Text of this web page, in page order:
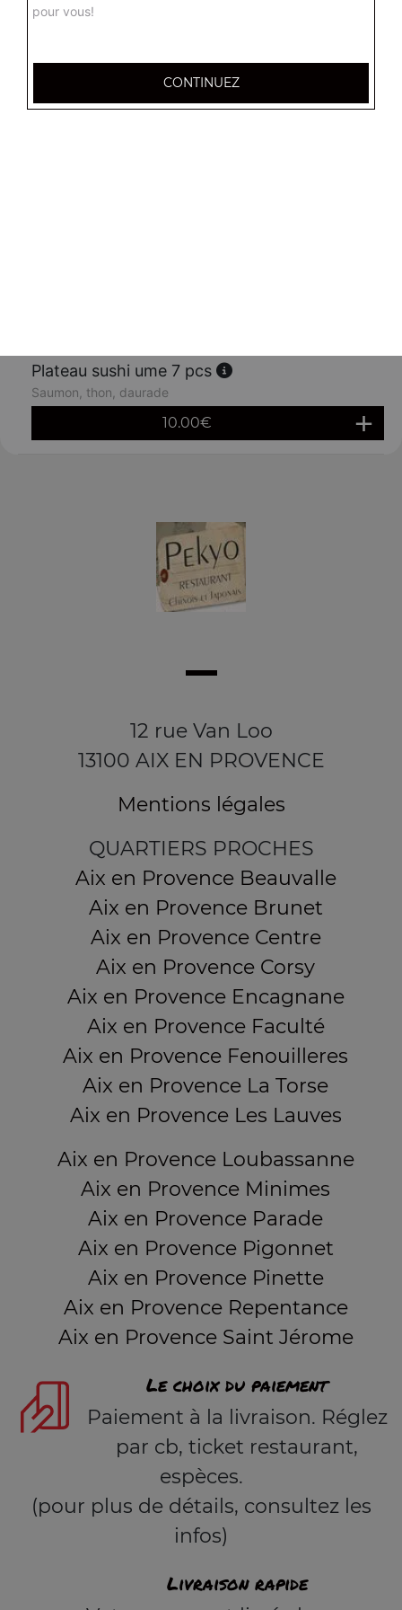
Plateau sushi owa 11 pcs
15.00€
Plateau sushi ume 7 pcs
Saumon, thon, daurade
10.00€
12 rue Van Loo
13100 AIX EN PROVENCE
Mentions légales
QUARTIERS PROCHES
Aix en Provence Beauvalle
Aix en Provence Brunet
Aix en Provence Centre
Aix en Provence Corsy
Aix en Provence Encagnane
Aix en Provence Faculté
Aix en Provence Fenouilleres
Aix en Provence La Torse
Aix en Provence Les Lauves
Aix en Provence Loubassanne
Aix en Provence Minimes
Aix en Provence Parade
Aix en Provence Pigonnet
Aix en Provence Pinette
Aix en Provence Repentance
Aix en Provence Saint Jérome
Le choix du paiement
Paiement à la livraison. Réglez
par cb, ticket restaurant,
espèces.
(pour plus de détails, consultez les
infos)
Livraison rapide
pour vous!
CONTINUEZ